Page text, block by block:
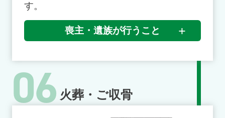
す。
喪主・遺族が行うこと
06 火葬・ご収骨